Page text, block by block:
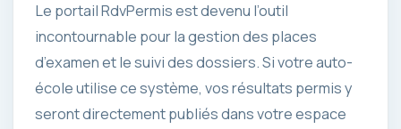
Le portail RdvPermis est devenu l’outil
incontournable pour la gestion des places
d’examen et le suivi des dossiers. Si votre auto-
école utilise ce système, vos résultats permis y
seront directement publiés dans votre espace